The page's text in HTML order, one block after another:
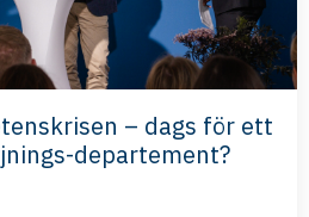
– dags för ett
departement?